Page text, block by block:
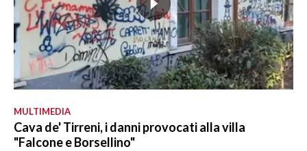
MULTIMEDIA
Cava de' Tirreni, i danni provocati alla villa
"Falcone e Borsellino"